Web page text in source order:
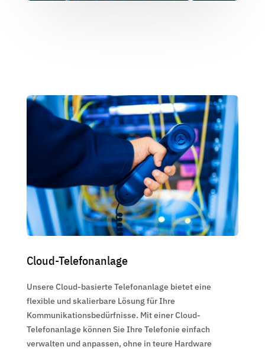
Cloud-Telefonanlage
Unsere Cloud-basierte Telefonanlage bietet eine
flexible und skalierbare Lösung für Ihre
Kommunikationsbedürfnisse. Mit einer Cloud-
Telefonanlage können Sie Ihre Telefonie einfach
verwalten und anpassen, ohne in teure Hardware